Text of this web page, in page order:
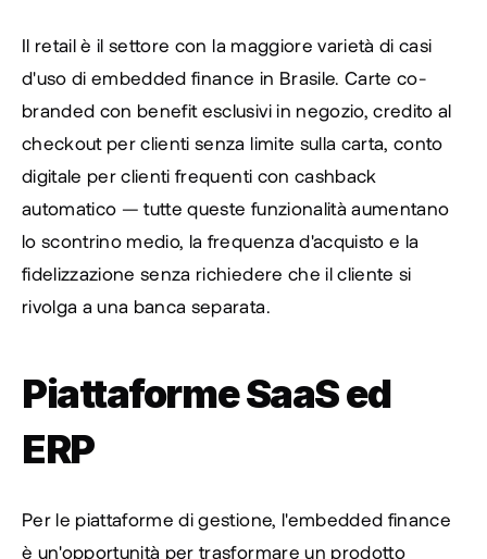
Il retail è il settore con la maggiore varietà di casi
d'uso di embedded finance in Brasile. Carte co-
branded con benefit esclusivi in negozio, credito al
checkout per clienti senza limite sulla carta, conto
digitale per clienti frequenti con cashback
automatico — tutte queste funzionalità aumentano
lo scontrino medio, la frequenza d'acquisto e la
fidelizzazione senza richiedere che il cliente si
rivolga a una banca separata.
Piattaforme SaaS ed
ERP
Per le piattaforme di gestione, l'embedded finance
è un'opportunità per trasformare un prodotto